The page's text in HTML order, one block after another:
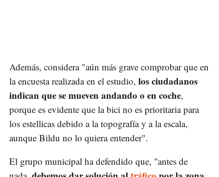
Además, considera "aún más grave comprobar que en
la encuesta realizada en el estudio, los ciudadanos
indican que se mueven andando o en coche,
porque es evidente que la bici no es prioritaria para
los estellicas debido a la topografía y a la escala,
aunque Bildu no lo quiera entender".
El grupo municipal ha defendido que, "antes de